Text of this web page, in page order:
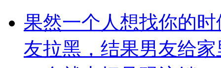
果然一个人想找你的
友拉黑，结果男友给